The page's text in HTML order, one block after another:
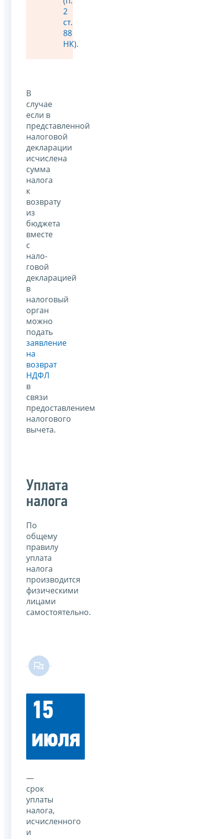
2
ст.
88
НК).
В
случае
если в
представленной
налоговой
декларации
исчислена
сумма
налога
к
возврату
из
бюджета
вместе
с
нало­
говой
декларацией
в
налоговый
орган
можно
подать
заявление
на
возврат
НДФЛ
в
связи
предоставлением
налогового
вычета.
Уплата
налога
По
общему
правилу
уплата
налога
производится
физическими
лицами
самостоятельно.
15
июля
—
срок
уплаты
налога,
исчисленного
и